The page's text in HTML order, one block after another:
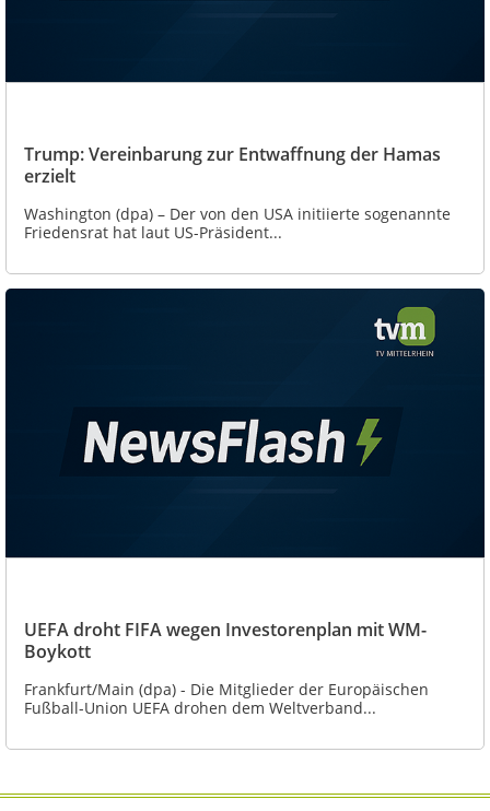
Trump: Vereinbarung zur Entwaffnung der Hamas
erzielt
Washington (dpa) – Der von den USA initiierte sogenannte
Friedensrat hat laut US-Präsident...
UEFA droht FIFA wegen Investorenplan mit WM-
Boykott
Frankfurt/Main (dpa) - Die Mitglieder der Europäischen
Fußball-Union UEFA drohen dem Weltverband...